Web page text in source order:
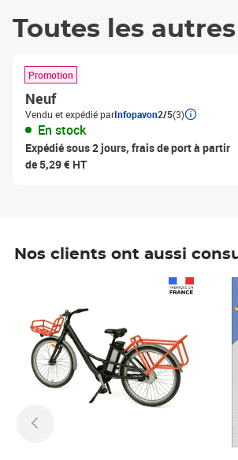
Toutes les
Promotion
Neuf
Vendu et expédié parInfopavon2/5(3)
En stock
Expédié sous 2 jours, frais de port à partir
de 5,29 € HT
Nos clients ont aussi
Prix